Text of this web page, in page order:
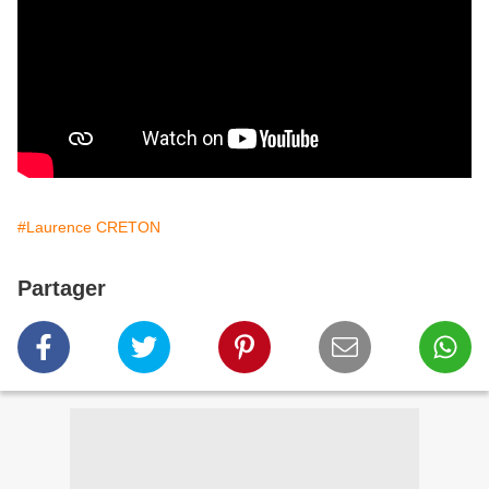
#Laurence CRETON
Partager